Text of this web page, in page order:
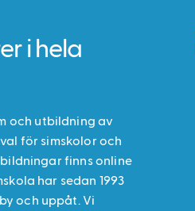
i hela
och utbildning av
för simskolor och
finns online
har sedan 1993
och uppåt. Vi